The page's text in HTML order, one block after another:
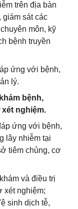
trên địa bàn
giám sát các
môn, kỹ
bệnh truyền
ứng với bệnh,
lý.
bệnh,
nghiệm.
ứng với bệnh,
lây nhiễm tại
tiêm chủng, cơ
và điều trị
xét nghiệm;
sinh dịch tễ,